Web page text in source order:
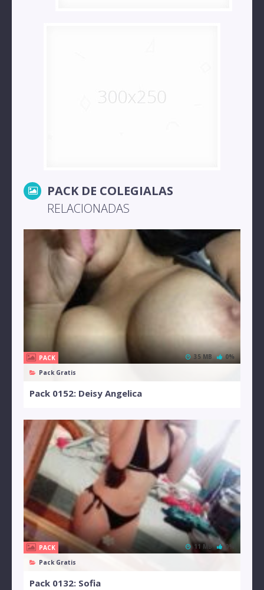
PACK DE COLEGIALAS
RELACIONADAS
PACK
Pack Gratis
35 MB 0%
Pack 0152: Deisy Angelica
PACK
Pack Gratis
11 MB 0%
Pack 0132: Sofia